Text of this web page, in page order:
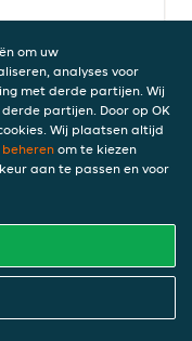
naar
om uw
analyses voor
met derde partijen. Wij
partijen. Door op OK
Wij plaatsen altijd
om te kiezen
aan te passen en voor